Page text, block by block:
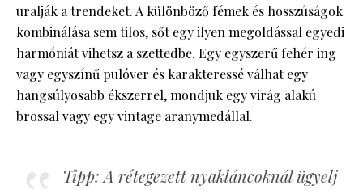
uralják a trendeket. A különböző fémek és hosszúságok
kombinálása sem tilos, sőt egy ilyen megoldással egyedi
harmóniát vihetsz a szettedbe. Egy egyszerű fehér ing
vagy egyszínű pulóver és karakteressé válhat egy
hangsúlyosabb ékszerrel, mondjuk egy virág alakú
brossal vagy egy vintage aranymedállal.
Tipp: A rétegezett nyakláncoknál ügyelj